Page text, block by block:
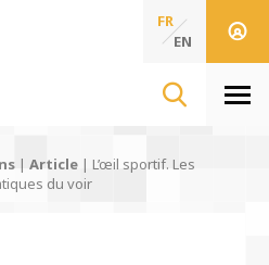
Sciences de l'Information & de
des Sciences
FR
EN
| Article | L’œil sportif. Les
du voir